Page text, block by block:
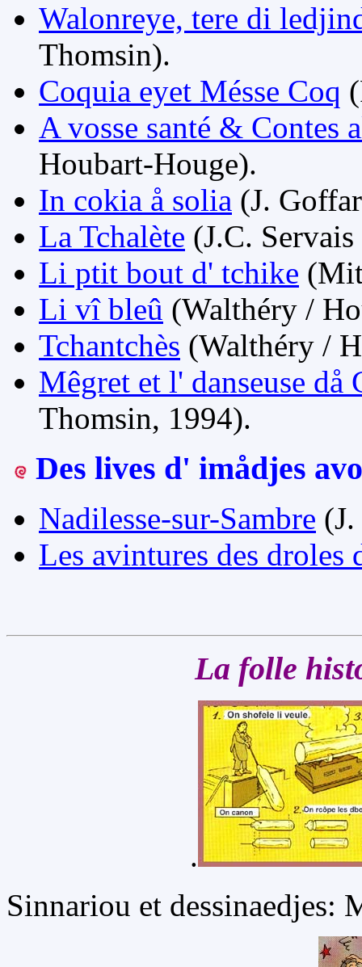
Walonreye, tere di
Thomsin).
Coquia eyet Mésse Coq
A vosse santé & Contes
Houbart-Houge).
In cokia å solia (J.
La Tchalète (J.C.
Li ptit bout d' tchike
Li vî bleû (Walthéry /
Tchantchès (Walthéry /
Mêgret et l' danseuse
Thomsin, 1994).
Des lives d' imådjes
Nadilesse-sur-Sambre
Les avintures des droles
La folle
.
Sinnariou et dessinaedjes: